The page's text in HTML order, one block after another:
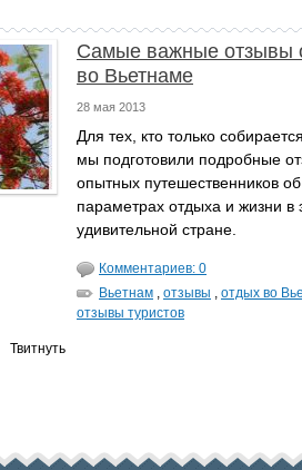
Самые важные отзывы
во Вьетнаме
28 мая 2013
Для тех, кто только
мы подготовили подробные
опытных путешественников
параметрах отдыха и жизни в
удивительной стране.
Комментариев: 0
Вьетнам , отзывы , отдых во
отзывы туристов
Твитнуть